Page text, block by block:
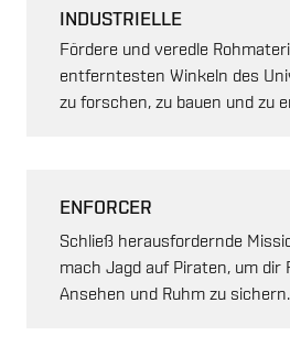
INDUSTRIELLE
Fördere und veredle
entferntesten Winkeln des
zu forschen, zu bauen und zu
ENFORCER
Schließ herausfordernde
mach Jagd auf Piraten, um dir
Ansehen und Ruhm zu sichern.